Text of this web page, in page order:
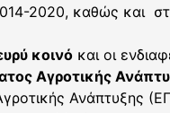
2020, καθώς και
κοινό και οι
Αγροτικής
Ανάπτυξης